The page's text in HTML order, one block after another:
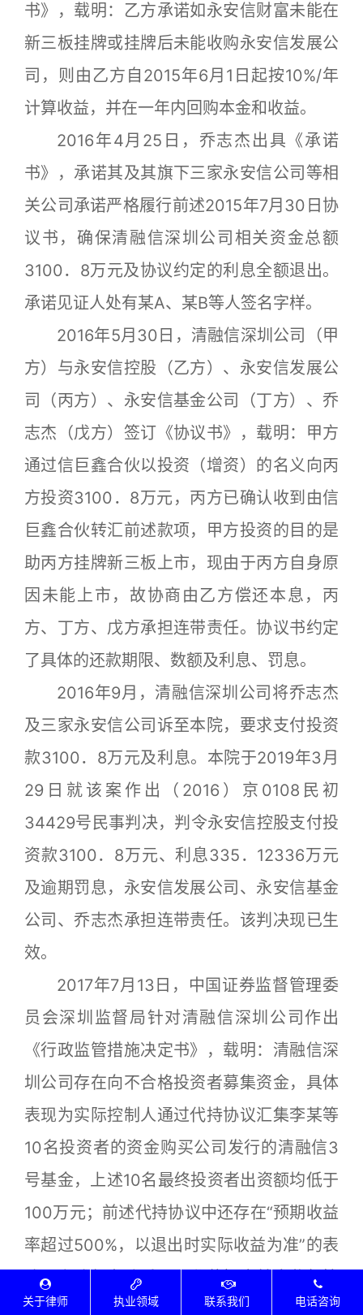
书》，载明：乙方承诺如永安信财富未能在
新三板挂牌或挂牌后未能收购永安信发展公
司，则由乙方自2015年6月1日起按10%/年
计算收益，并在一年内回购本金和收益。
2016年4月25日，乔志杰出具《承诺
书》，承诺其及其旗下三家永安信公司等相
关公司承诺严格履行前述2015年7月30日协
议书，确保清融信深圳公司相关资金总额
3100．8万元及协议约定的利息全额退出。
承诺见证人处有某A、某B等人签名字样。
2016年5月30日，清融信深圳公司（甲
方）与永安信控股（乙方）、永安信发展公
司（丙方）、永安信基金公司（丁方）、乔
志杰（戊方）签订《协议书》，载明：甲方
通过信巨鑫合伙以投资（增资）的名义向丙
方投资3100．8万元，丙方已确认收到由信
巨鑫合伙转汇前述款项，甲方投资的目的是
助丙方挂牌新三板上市，现由于丙方自身原
因未能上市，故协商由乙方偿还本息，丙
方、丁方、戊方承担连带责任。协议书约定
了具体的还款期限、数额及利息、罚息。
2016年9月，清融信深圳公司将乔志杰
及三家永安信公司诉至本院，要求支付投资
款3100．8万元及利息。本院于2019年3月
29日就该案作出（2016）京0108民初
34429号民事判决，判令永安信控股支付投
资款3100．8万元、利息335．12336万元
及逾期罚息，永安信发展公司、永安信基金
公司、乔志杰承担连带责任。该判决现已生
效。
2017年7月13日，中国证券监督管理委
员会深圳监督局针对清融信深圳公司作出
《行政监管措施决定书》，载明：清融信深
圳公司存在向不合格投资者募集资金，具体
表现为实际控制人通过代持协议汇集李某等
10名投资者的资金购买公司发行的清融信3
号基金，上述10名最终投资者出资额均低于
100万元；前述代持协议中还存在“预期收益
率超过500%，以退出时实际收益为准”的表
述。上述行为违反了《私募投资基金监督管
理暂行办法》的规定，决定对该公司采取出
关于律师 执业领域 联系我们 电话咨询